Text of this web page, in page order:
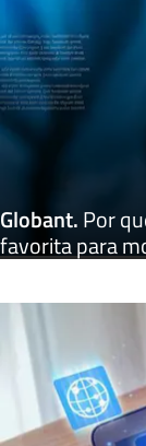
Globant.Por
favorita para